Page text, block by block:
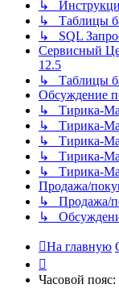
↳
↳ Таблицы
↳ SQL
Сервисный
12.5
↳ Таблицы
Обсуждение
↳ Тирика-
↳ Тирика-
↳ Тирика-
↳ Тирика-
↳ Тирика-
Продажа/
↳ Продажа/
↳
На главную
Часовой пояс: